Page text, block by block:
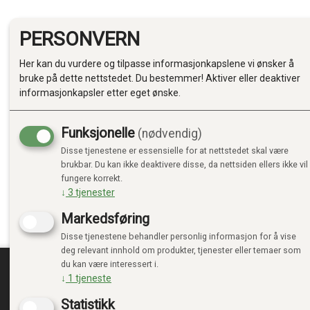
TRENDTOYS.NO
PERSONVERN
Her kan du vurdere og tilpasse informasjonkapslene vi ønsker å
bruke på dette nettstedet. Du bestemmer! Aktiver eller deaktiver
informasjonkapsler etter eget ønske.
Funksjonelle (nødvendig)
Disse tjenestene er essensielle for at nettstedet skal være
brukbar. Du kan ikke deaktivere disse, da nettsiden ellers ikke vil
fungere korrekt.
↓ 3 tjenester
Markedsføring
Disse tjenestene behandler personlig informasjon for å vise
deg relevant innhold om produkter, tjenester eller temaer som
du kan være interessert i.
↓ 1 tjeneste
Statistikk